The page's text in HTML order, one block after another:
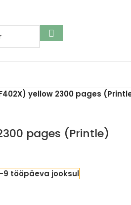
yellow 2300 pages
pages (Printle)
tööpäeva jooksul